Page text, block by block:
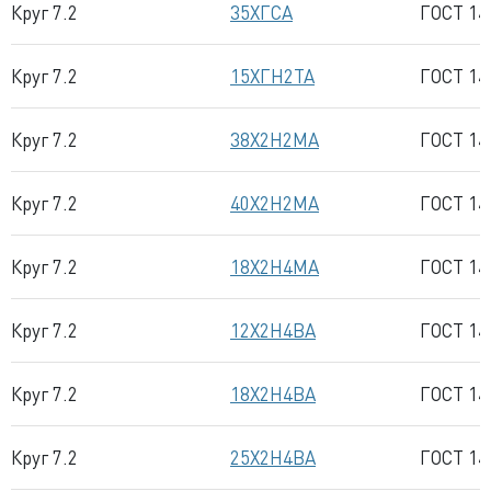
Круг 7.2 35ХГСА ГОСТ
Круг 7.2 15ХГН2ТА ГОСТ
Круг 7.2 38Х2Н2МА ГОСТ
Круг 7.2 40Х2Н2МА ГОСТ
Круг 7.2 18Х2Н4МА ГОСТ
Круг 7.2 12Х2Н4ВА ГОСТ
Круг 7.2 18Х2Н4ВА ГОСТ
Круг 7.2 25Х2Н4ВА ГОСТ